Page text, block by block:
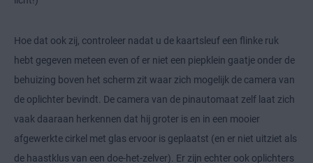
Hoe dat ook zij, controleer nadat u de kaartsleuf een flinke ruk
hebt gegeven meteen even of er niet een piepklein gaatje onder de
behuizing boven het scherm zit waar zich mogelijk de camera van
de oplichter bevindt. De camera van de pinautomaat zelf laat zich
vaak daaraan herkennen dat hij groter is en in een mooier
afgewerkte cirkel met glas ervoor is geplaatst (en er niet uitziet als
de haastklus van een doe-het-zelver). Er zijn echter ook oplichters